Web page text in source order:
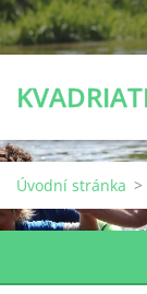
Úvodní stránka >